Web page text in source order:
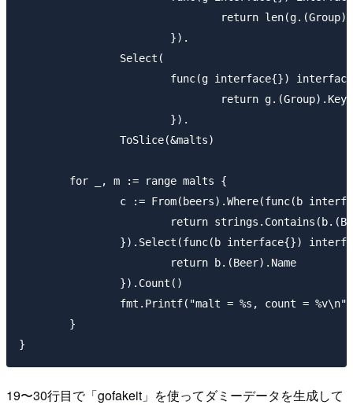
19〜30行目で「gofakeit」を使ってダミーデータを生成して